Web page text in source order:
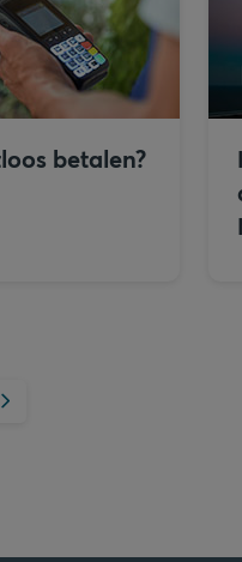
betalen?
Volgende